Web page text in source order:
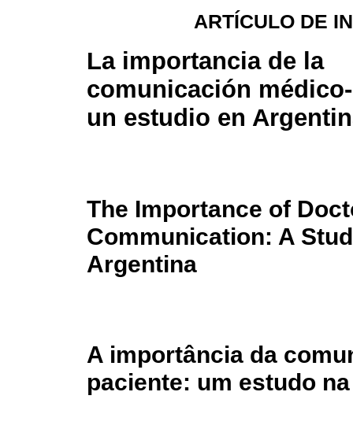
ARTÍCULO DE
La importancia de la
comunicación
un estudio en
The Importance of
Communication: A
Argentina
A importância da
paciente: um estudo